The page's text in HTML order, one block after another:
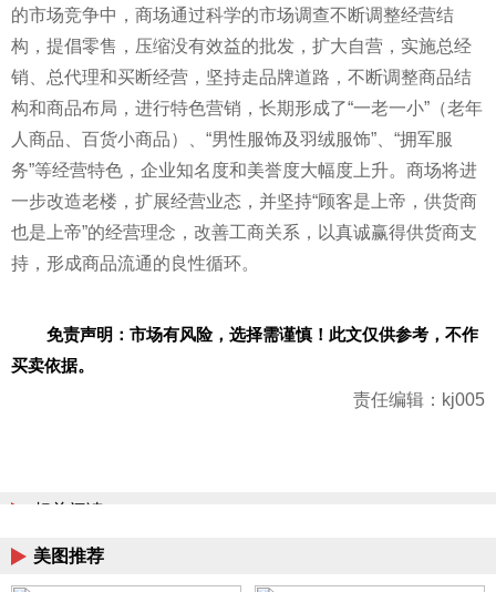
的市场竞争中，商场通过科学的市场调查不断调整经营结
构，提倡零售，压缩没有效益的批发，扩大自营，实施总经
销、总代理和买断经营，坚持走品牌道路，不断调整商品结
构和商品布局，进行特色营销，长期形成了“一老一小”（老年
人商品、百货小商品）、“男性服饰及羽绒服饰”、“拥军服
务”等经营特色，企业知名度和美誉度大幅度上升。商场将进
一步改造老楼，扩展经营业态，并坚持“顾客是上帝，供货商
也是上帝”的经营理念，改善工商关系，以真诚赢得供货商支
持，形成商品流通的良性循环。
免责声明：市场有风险，选择需谨慎！此文仅供参考，不作
买卖依据。
责任编辑：kj005
相关阅读
美图推荐